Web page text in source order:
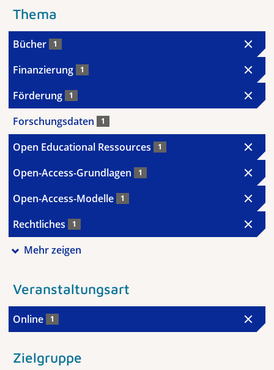
Thema
Bücher 1
Finanzierung 1
Förderung 1
Forschungsdaten 1
Open Educational Ressources 1
Open-Access-Grundlagen 1
Open-Access-Modelle 1
Rechtliches 1
Mehr zeigen
Veranstaltungsart
Online 1
Zielgruppe